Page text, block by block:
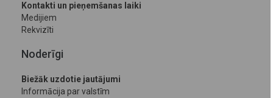
Kontakti un pieņemšanas laiki
Medijiem
Rekvizīti
Noderīgi
Biežāk uzdotie jautājumi
Informācija par valstīm